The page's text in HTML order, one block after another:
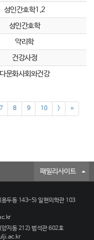
성인간호학1,2
성인간호학
약리학
건강사정
다문화사회와건강
7 8 9 10 > »
패밀리사이트
두동 143-5) 일현의학관 103
지동 212) 범석관 602호